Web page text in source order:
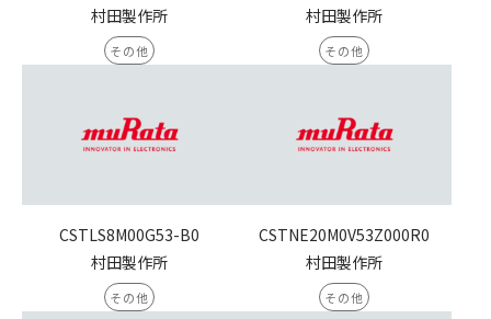
村田製作所
その他
村田製作所
その他
CSTLS8M00G53-B0
村田製作所
その他
CSTNE20M0V53Z000R0
村田製作所
その他